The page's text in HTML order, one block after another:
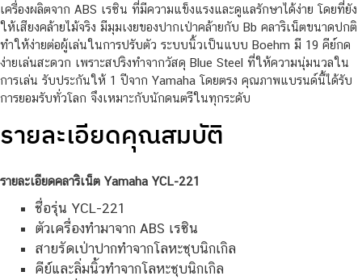
เครื่องผลิตจาก ABS เรซิน ที่มีความแข็งแรงและดูแลรักษาได้ง่าย โดยที่ยัง
ให้เสียงคล้ายไม้จริง มีมุมเงยของปากเป่าคล้ายกับ Bb คลาริเน็ตขนาดปกติ
ทำให้ง่ายต่อผู้เล่นในการปรับตัว ระบบนิ้วเป็นแบบ Boehm มี 19 คีย์กด
ง่ายเล่นสะดวก เพราะสปริงทำจากวัสดุ Blue Steel ที่ให้ความนุ่มนวลใน
การเล่น รับประกันให้ 1 ปีจาก Yamaha โดยตรง คุณภาพแบรนด์นี้ได้รับ
การยอมรับทั่วโลก จึงเหมาะกับนักดนตรีในทุกระดับ
รายละเอียดคุณสมบัติ
รายละเอียดคลาริเน็ต Yamaha YCL-221
ชื่อรุ่น YCL-221
ตัวเครื่องทำมาจาก ABS เรซิน
สายรัดเป่าปากทำจากโลหะชุบนิกเกิล
คีย์และลิ่มนิ้วทำจากโลหะชุบนิกเกิล